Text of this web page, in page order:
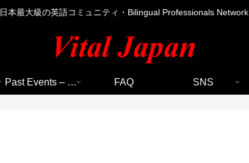
日本最大級の英語コミュニティ・Bilingual Professionals Network
Past Events – 過去のイベント FAQ SNS